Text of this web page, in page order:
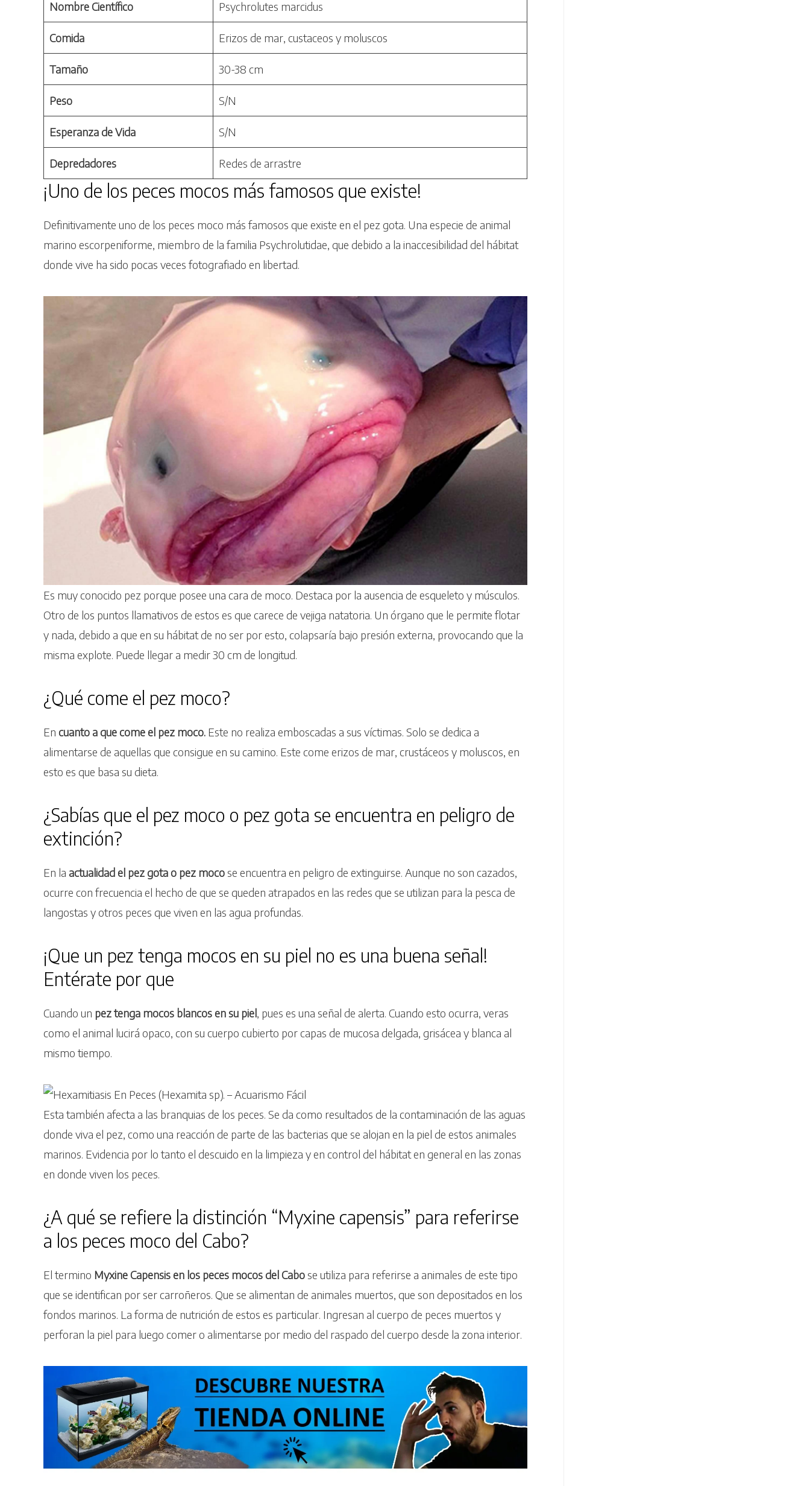
Nombre Científico Psychrolutes marcidus
Comida Erizos de mar, custaceos y moluscos
Tamaño 30-38 cm
Peso S/N
Esperanza de Vida S/N
Depredadores Redes de arrastre
¡Uno de los peces mocos más famosos que existe!
Definitivamente uno de los peces moco más famosos que existe en el pez gota. Una especie de animal
marino escorpeniforme, miembro de la familia Psychrolutidae, que debido a la inaccesibilidad del hábitat
donde vive ha sido pocas veces fotografiado en libertad.
Es muy conocido pez porque posee una cara de moco. Destaca por la ausencia de esqueleto y músculos.
Otro de los puntos llamativos de estos es que carece de vejiga natatoria. Un órgano que le permite flotar
y nada, debido a que en su hábitat de no ser por esto, colapsaría bajo presión externa, provocando que la
misma explote. Puede llegar a medir 30 cm de longitud.
¿Qué come el pez moco?
En cuanto a que come el pez moco. Este no realiza emboscadas a sus víctimas. Solo se dedica a
alimentarse de aquellas que consigue en su camino. Este come erizos de mar, crustáceos y moluscos, en
esto es que basa su dieta.
¿Sabías que el pez moco o pez gota se encuentra en peligro de
extinción?
En la actualidad el pez gota o pez moco se encuentra en peligro de extinguirse. Aunque no son cazados,
ocurre con frecuencia el hecho de que se queden atrapados en las redes que se utilizan para la pesca de
langostas y otros peces que viven en las agua profundas.
¡Que un pez tenga mocos en su piel no es una buena señal!
Entérate por que
Cuando un pez tenga mocos blancos en su piel, pues es una señal de alerta. Cuando esto ocurra, veras
como el animal lucirá opaco, con su cuerpo cubierto por capas de mucosa delgada, grisácea y blanca al
mismo tiempo.
Esta también afecta a las branquias de los peces. Se da como resultados de la contaminación de las aguas
donde viva el pez, como una reacción de parte de las bacterias que se alojan en la piel de estos animales
marinos. Evidencia por lo tanto el descuido en la limpieza y en control del hábitat en general en las zonas
en donde viven los peces.
¿A qué se refiere la distinción “Myxine capensis” para referirse
a los peces moco del Cabo?
El termino Myxine Capensis en los peces mocos del Cabo se utiliza para referirse a animales de este tipo
que se identifican por ser carroñeros. Que se alimentan de animales muertos, que son depositados en los
fondos marinos. La forma de nutrición de estos es particular. Ingresan al cuerpo de peces muertos y
perforan la piel para luego comer o alimentarse por medio del raspado del cuerpo desde la zona interior.